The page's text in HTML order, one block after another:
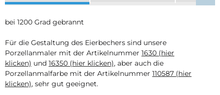
bei 1200 Grad gebrannt
Für die Gestaltung des Eierbechers sind unsere
Porzellanmaler mit der Artikelnummer 1630 (hier
klicken) und 16350 (hier klicken), aber auch die
Porzellanmalfarbe mit der Artikelnummer 110587 (hier
klicken), sehr gut geeignet.